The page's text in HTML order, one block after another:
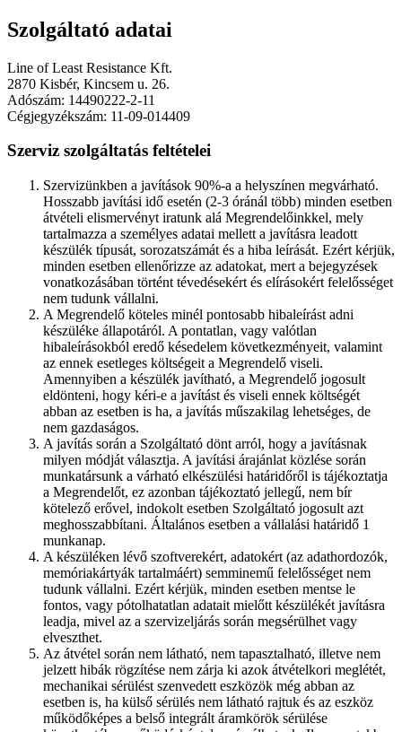
Szolgáltató adatai
Line of Least Resistance Kft.
2870 Kisbér, Kincsem u. 26.
Adószám: 14490222-2-11
Cégjegyzékszám: 11-09-014409
Szerviz szolgáltatás feltételei
Szervizünkben a javítások 90%-a a helyszínen megvárható.
Hosszabb javítási idő esetén (2-3 óránál több) minden esetben
átvételi elismervényt iratunk alá Megrendelőinkkel, mely
tartalmazza a személyes adatai mellett a javításra leadott
készülék típusát, sorozatszámát és a hiba leírását. Ezért kérjük,
minden esetben ellenőrizze az adatokat, mert a bejegyzések
vonatkozásában történt tévedésekért és elírásokért felelősséget
nem tudunk vállalni.
A Megrendelő köteles minél pontosabb hibaleírást adni
készüléke állapotáról. A pontatlan, vagy valótlan
hibaleírásokból eredő késedelem következményeit, valamint
az ennek esetleges költségeit a Megrendelő viseli.
Amennyiben a készülék javítható, a Megrendelő jogosult
eldönteni, hogy kéri-e a javítást és viseli ennek költségét
abban az esetben is ha, a javítás műszakilag lehetséges, de
nem gazdaságos.
A javítás során a Szolgáltató dönt arról, hogy a javításnak
milyen módját választja. A javítási árajánlat közlése során
munkatársunk a várható elkészülési határidőről is tájékoztatja
a Megrendelőt, ez azonban tájékoztató jellegű, nem bír
kötelező erővel, indokolt esetben Szolgáltató jogosult azt
meghosszabbítani. Általános esetben a vállalási határidő 1
munkanap.
A készüléken lévő szoftverekért, adatokért (az adathordozók,
memóriakártyák tartalmáért) semminemű felelősséget nem
tudunk vállalni. Ezért kérjük, minden esetben mentse le
fontos, vagy pótolhatatlan adatait mielőtt készülékét javításra
leadja, mivel az a szervizeljárás során megsérülhet vagy
elveszthet.
Az átvétel során nem látható, nem tapasztalható, illetve nem
jelzett hibák rögzítése nem zárja ki azok átvételkori meglétét,
mechanikai sérülést szenvedett eszközök még abban az
esetben is, ha külső sérülés nem látható rajtuk és az eszköz
működőképes a belső integrált áramkörök sérülése